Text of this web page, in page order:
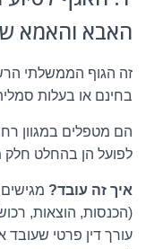
האבא והאמא
זה הגוף הממשלתי
בחינם או בעלות
הם מטפלים במגוון
לפועל הן בהחלט חלק
איך זה עובד?
(הכנסות, הוצאות,
עורך דין פרטי